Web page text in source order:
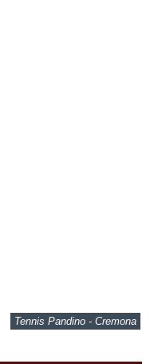
Tennis Pandino - Cremona